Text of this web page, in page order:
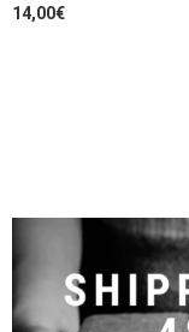
14,00€